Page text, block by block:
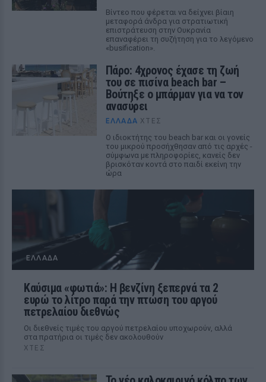
Βίντεο που φέρεται να δείχνει βίαιη
μεταφορά άνδρα για στρατιωτική
επιστράτευση στην Ουκρανία
επαναφέρει τη συζήτηση για το λεγόμενο
«busification».
Πάρο: 4χρονος έχασε τη ζωή
του σε πισίνα beach bar –
Βούτηξε ο μπάρμαν για να τον
ανασύρει
ΕΛΛΆΔΑ ΧΤΕΣ
Ο ιδιοκτήτης του beach bar και οι γονείς
του μικρού προσήχθησαν από τις αρχές -
σύμφωνα με πληροφορίες, κανείς δεν
βρισκόταν κοντά στο παιδί εκείνη την
ώρα
ΕΛΛΆΔΑ
Καύσιμα «φωτιά»: Η βενζίνη ξεπερνά τα 2
ευρώ το λίτρο παρά την πτώση του αργού
πετρελαίου διεθνώς
Οι διεθνείς τιμές του αργού πετρελαίου υποχωρούν, αλλά
στα πρατήρια οι τιμές δεν ακολουθούν
ΧΤΕΣ